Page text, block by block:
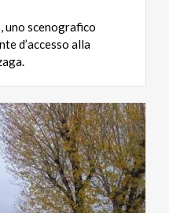
uno scenografico
d’accesso alla